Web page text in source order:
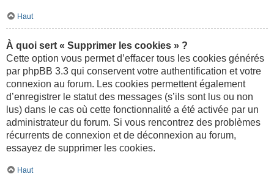
Haut
À quoi sert « Supprimer les cookies » ?
Cette option vous permet d’effacer tous les cookies générés
par phpBB 3.3 qui conservent votre authentification et votre
connexion au forum. Les cookies permettent également
d’enregistrer le statut des messages (s’ils sont lus ou non
lus) dans le cas où cette fonctionnalité a été activée par un
administrateur du forum. Si vous rencontrez des problèmes
récurrents de connexion et de déconnexion au forum,
essayez de supprimer les cookies.
Haut